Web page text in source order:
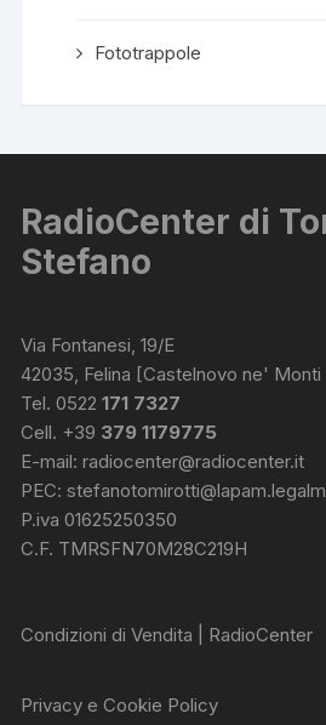
Fototrappole
RadioCenter di
Stefano
Via Fontanesi, 19/E
42035, Felina [Castelnovo ne' Monti
Tel. 0522171 7327
Cell. +39 379 1179775
E-mail:radiocenter@radiocenter.it
PEC:
P.iva 01625250350
C.F. TMRSFN70M28C219H
Condizioni di Vendita | RadioCenter
Privacy e Cookie Policy